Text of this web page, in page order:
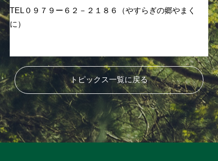
TEL０９７９ー６２－２１８６（やすらぎの郷やまく
に）
トピックス一覧に戻る